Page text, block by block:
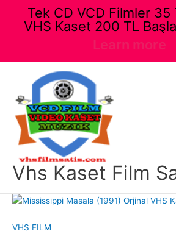
Vhs Kaset Film
VHS FILM
Tek CD VCD Filmler 35
VHS Kaset 200 TL
Learn more